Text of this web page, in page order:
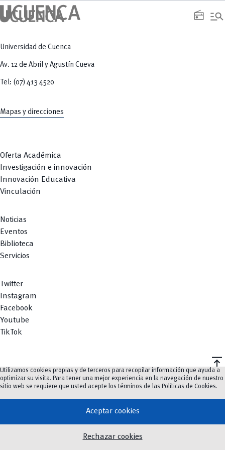
radio manage_search
Universidad de Cuenca
Av. 12 de Abril y Agustín Cueva
Tel: (07) 413 4520
Mapas y direcciones
Oferta Académica
Investigación e innovación
Innovación Educativa
Vinculación
Noticias
Eventos
Biblioteca
Servicios
Twitter
Instagram
Facebook
Youtube
TikTok
vertical_align_top
©2023-2026UCuenca.
Utilizamos cookies propias y de terceros para recopilar información que ayuda a
optimizar su visita. Para tener una mejor experiencia en la navegación de nuestro
sitio web se requiere que usted acepte los términos de las Políticas de Cookies.
Aceptar cookies
Rechazar cookies